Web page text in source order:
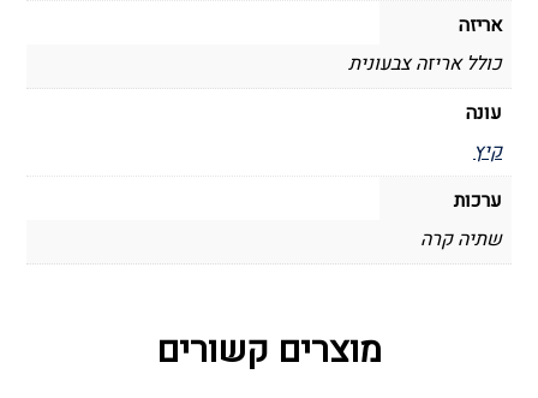
אריזה
כולל אריזה צבעונית
עונה
קיץ
ערכות
שתיה קרה
מוצרים קשורים